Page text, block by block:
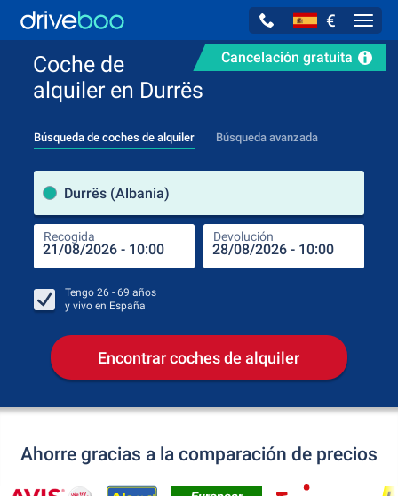
€
Cancelación gratuita
Coche de
alquiler en Durrës
Búsqueda de coches de alquiler Búsqueda avanzada
Durrës (Albania)
Recogida Devolución
Tengo 26 - 69 años
y vivo en España
Encontrar coches de alquiler
Ahorre gracias a la comparación de precios